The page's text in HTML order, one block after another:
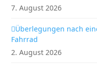
7. August 2026
Überlegungen nach
Fahrrad
2. August 2026